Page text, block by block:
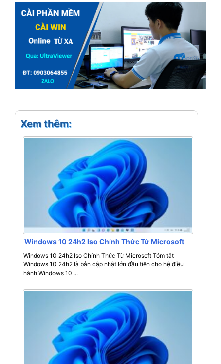
Xem thêm:
Windows 10 24h2 Iso Chính Thức Từ Microsoft
Windows 10 24h2 Iso Chính Thức Từ Microsoft Tóm tắt
Windows 10 24h2 là bản cập nhật lớn đầu tiên cho hệ điều
hành Windows 10 ...